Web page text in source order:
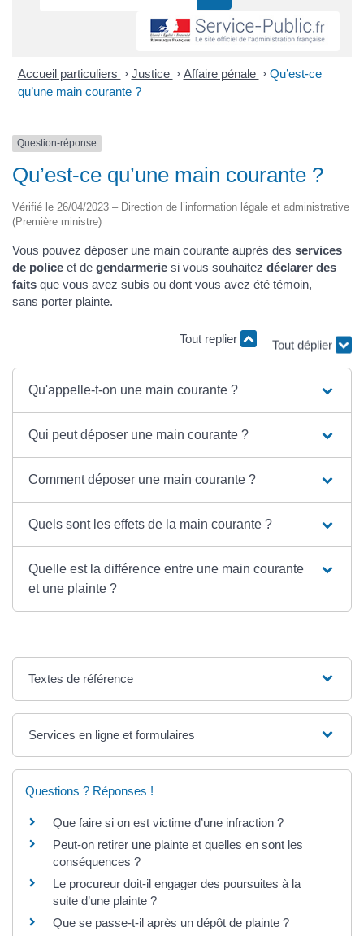
Accueil particuliers > Justice > Affaire pénale > Qu’est-ce
qu’une main courante ?
Question-réponse
Qu’est-ce qu’une main courante ?
Vérifié le 26/04/2023 – Direction de l’information légale et administrative
(Première ministre)
Vous pouvez déposer une main courante auprès des services
de police et de gendarmerie si vous souhaitez déclarer des
faits que vous avez subis ou dont vous avez été témoin,
sans porter plainte.
Tout replier
Tout déplier
Qu'appelle-t-on une main courante ?
Qui peut déposer une main courante ?
Comment déposer une main courante ?
Quels sont les effets de la main courante ?
Quelle est la différence entre une main courante
et une plainte ?
Textes de référence
Services en ligne et formulaires
Questions ? Réponses !
Que faire si on est victime d’une infraction ?
Peut-on retirer une plainte et quelles en sont les
conséquences ?
Le procureur doit-il engager des poursuites à la
suite d’une plainte ?
Que se passe-t-il après un dépôt de plainte ?